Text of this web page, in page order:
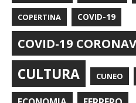
COPERTINA COVID-19
COVID-19
CULTURA CUNEO